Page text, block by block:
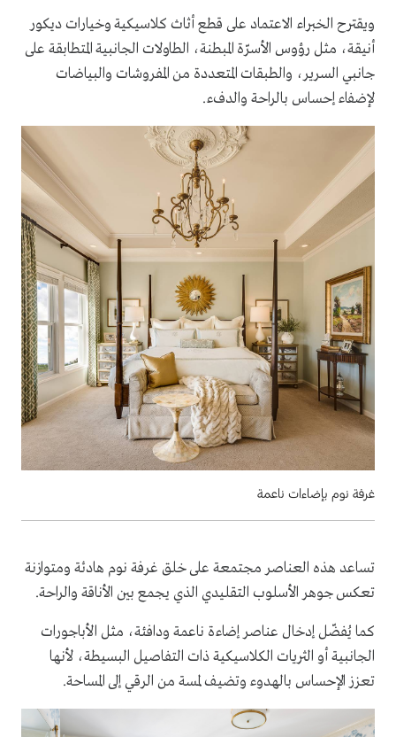
ويقترح الخبراء الاعتماد على قطع أثاث كلاسيكية وخيارات ديكور
أنيقة، مثل رؤوس الأسرّة المبطنة، الطاولات الجانبية المتطابقة على
جانبي السرير، والطبقات المتعددة من المفروشات والبياضات
لإضفاء إحساس بالراحة والدفء.
غرفة نوم بإضاءات ناعمة
تساعد هذه العناصر مجتمعة على خلق غرفة نوم هادئة ومتوازنة
تعكس جوهر الأسلوب التقليدي الذي يجمع بين الأناقة والراحة.
كما يُفضّل إدخال عناصر إضاءة ناعمة ودافئة، مثل الأباجورات
الجانبية أو الثريات الكلاسيكية ذات التفاصيل البسيطة، لأنها
تعزز الإحساس بالهدوء وتضيف لمسة من الرقي إلى المساحة.